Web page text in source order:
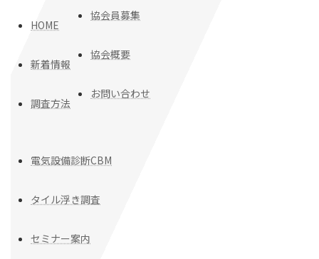
HOME
新着情報
調査方法
協会員募集
協会概要
お問い合わせ
電気設備診断CBM
タイル浮き調査
セミナー案内